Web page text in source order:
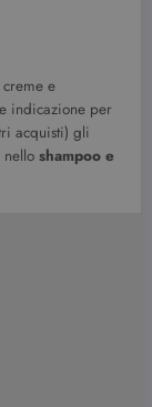
e
indicazione per
acquisti) gli
nello shampoo e